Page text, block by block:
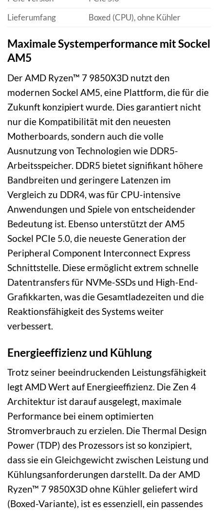
Lieferumfang
Boxed (CPU), ohne Kühler
Maximale Systemperformance mit Sockel
AM5
Der AMD Ryzen™ 7 9850X3D nutzt den
modernen Sockel AM5, eine Plattform, die für die
Zukunft konzipiert wurde. Dies garantiert nicht
nur die Kompatibilität mit den neuesten
Motherboards, sondern auch die volle
Ausnutzung von Technologien wie DDR5-
Arbeitsspeicher. DDR5 bietet signifikant höhere
Bandbreiten und geringere Latenzen im
Vergleich zu DDR4, was für CPU-intensive
Anwendungen und Spiele von entscheidender
Bedeutung ist. Ebenso unterstützt der AM5
Sockel PCIe 5.0, die neueste Generation der
Peripheral Component Interconnect Express
Schnittstelle. Diese ermöglicht extrem schnelle
Datentransfers für NVMe-SSDs und High-End-
Grafikkarten, was die Gesamtladezeiten und die
Reaktionsfähigkeit des Systems weiter
verbessert.
Energieeffizienz und Kühlung
Trotz seiner beeindruckenden Leistungsfähigkeit
legt AMD Wert auf Energieeffizienz. Die Zen 4
Architektur ist darauf ausgelegt, maximale
Performance bei einem optimierten
Stromverbrauch zu erzielen. Die Thermal Design
Power (TDP) des Prozessors ist so konzipiert,
dass sie ein Gleichgewicht zwischen Leistung und
Kühlungsanforderungen darstellt. Da der AMD
Ryzen™ 7 9850X3D ohne Kühler geliefert wird
(Boxed-Variante), ist es essenziell, ein passendes